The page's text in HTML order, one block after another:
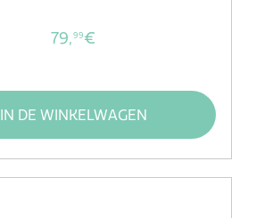
79,99€
IN DE WINKELWAGEN